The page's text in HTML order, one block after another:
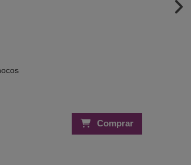
Comprar